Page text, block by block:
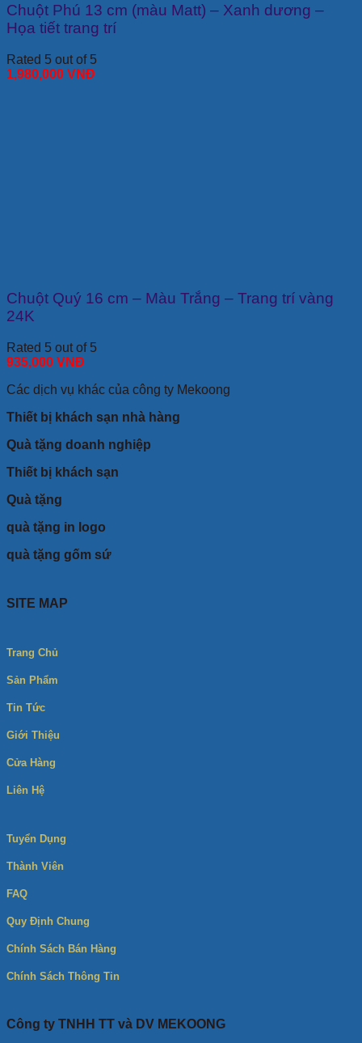
Chuột Phú 13 cm (màu Matt) – Xanh dương –
Họa tiết trang trí
Rated 5 out of 5
1,980,000 VNĐ
Chuột Quý 16 cm – Màu Trắng – Trang trí vàng
24K
Rated 5 out of 5
935,000 VNĐ
Các dịch vụ khác của công ty Mekoong
Thiết bị khách sạn nhà hàng
Quà tặng doanh nghiệp
Thiết bị khách sạn
Quà tặng
quà tặng in logo
quà tặng gốm sứ
SITE MAP
Trang Chủ
Sản Phẩm
Tin Tức
Giới Thiệu
Cửa Hàng
Liên Hệ
Tuyển Dụng
Thành Viên
FAQ
Quy Định Chung
Chính Sách Bán Hàng
Chính Sách Thông Tin
Công ty TNHH TT và DV MEKOONG